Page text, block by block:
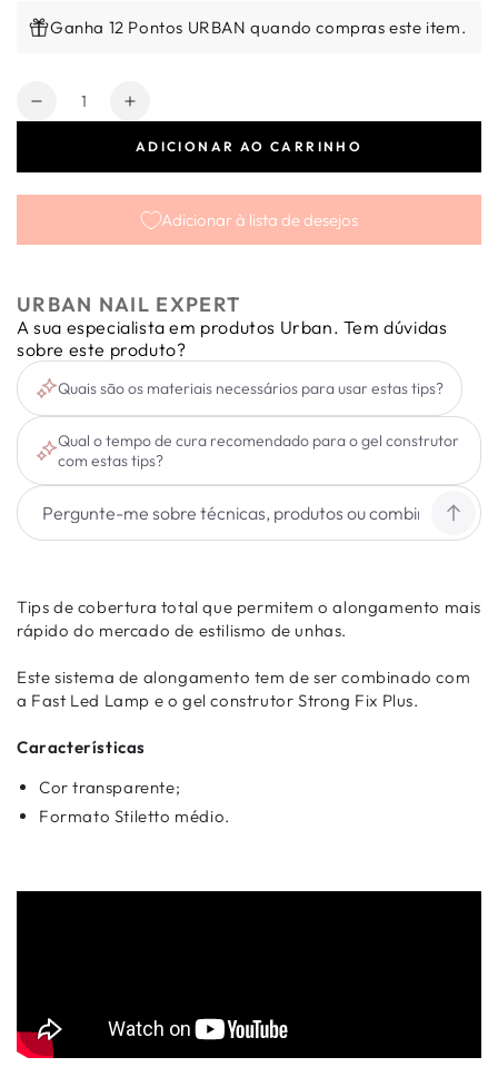
Ganha 12 Pontos URBAN quando compras este item.
Quantidade
Diminuir
Tips
Stiletto
medium
120
uni.
Aumentar
quantidade
de
Tips
Stiletto
medium
120
uni.
ADICIONAR AO CARRINHO
Adicionar à lista de desejos
URBAN NAIL EXPERT
A sua especialista em produtos Urban. Tem dúvidas
sobre este produto?
Quais são os materiais necessários para usar estas tips?
Qual o tempo de cura recomendado para o gel construtor
com estas tips?
Tips de cobertura total que permitem o alongamento mais
rápido do mercado de estilismo de unhas.
Este sistema de alongamento tem de ser combinado com
a Fast Led Lamp e o gel construtor Strong Fix Plus.
Características
Cor transparente;
Formato Stiletto médio.